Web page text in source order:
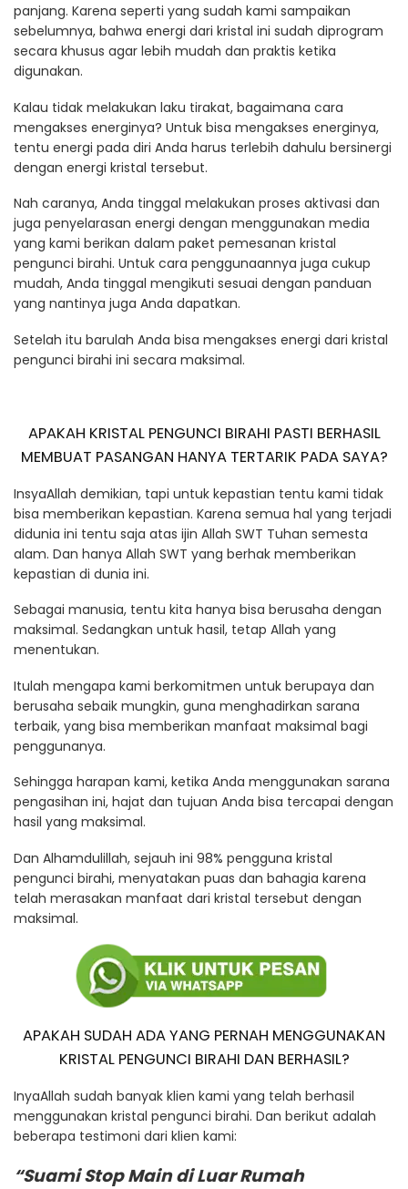
panjang. Karena seperti yang sudah kami sampaikan
sebelumnya, bahwa energi dari kristal ini sudah diprogram
secara khusus agar lebih mudah dan praktis ketika
digunakan.
Kalau tidak melakukan laku tirakat, bagaimana cara
mengakses energinya? Untuk bisa mengakses energinya,
tentu energi pada diri Anda harus terlebih dahulu bersinergi
dengan energi kristal tersebut.
Nah caranya, Anda tinggal melakukan proses aktivasi dan
juga penyelarasan energi dengan menggunakan media
yang kami berikan dalam paket pemesanan kristal
pengunci birahi. Untuk cara penggunaannya juga cukup
mudah, Anda tinggal mengikuti sesuai dengan panduan
yang nantinya juga Anda dapatkan.
Setelah itu barulah Anda bisa mengakses energi dari kristal
pengunci birahi ini secara maksimal.
APAKAH KRISTAL PENGUNCI BIRAHI PASTI BERHASIL
MEMBUAT PASANGAN HANYA TERTARIK PADA SAYA?
InsyaAllah demikian, tapi untuk kepastian tentu kami tidak
bisa memberikan kepastian. Karena semua hal yang terjadi
didunia ini tentu saja atas ijin Allah SWT Tuhan semesta
alam. Dan hanya Allah SWT yang berhak memberikan
kepastian di dunia ini.
Sebagai manusia, tentu kita hanya bisa berusaha dengan
maksimal. Sedangkan untuk hasil, tetap Allah yang
menentukan.
Itulah mengapa kami berkomitmen untuk berupaya dan
berusaha sebaik mungkin, guna menghadirkan sarana
terbaik, yang bisa memberikan manfaat maksimal bagi
penggunanya.
Sehingga harapan kami, ketika Anda menggunakan sarana
pengasihan ini, hajat dan tujuan Anda bisa tercapai dengan
hasil yang maksimal.
Dan Alhamdulillah, sejauh ini 98% pengguna kristal
pengunci birahi, menyatakan puas dan bahagia karena
telah merasakan manfaat dari kristal tersebut dengan
maksimal.
APAKAH SUDAH ADA YANG PERNAH MENGGUNAKAN
KRISTAL PENGUNCI BIRAHI DAN BERHASIL?
InyaAllah sudah banyak klien kami yang telah berhasil
menggunakan kristal pengunci birahi. Dan berikut adalah
beberapa testimoni dari klien kami:
“Suami Stop Main di Luar Rumah